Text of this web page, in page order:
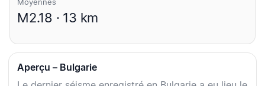
M2.18 · 13 km
Aperçu – Bulgarie